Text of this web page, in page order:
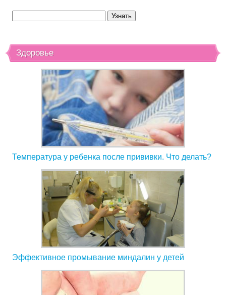
Здоровье
Температура у ребенка после прививки. Что делать?
Эффективное промывание миндалин у детей